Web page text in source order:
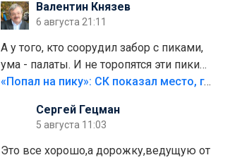
Валентин Князев
6 августа 21:11
А у того, кто соорудил забор с пиками,
ума - палаты. И не торопятся эти пики
срезать
«Попал на пику»: СК показал место, где был смертельно травмирован ребенок в Тольятти
Сергей Гецман
5 августа 11:03
Это все хорошо,а дорожку,ведущую от